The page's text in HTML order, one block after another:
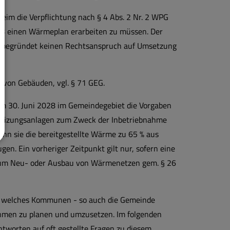
die Verpflichtung nach § 4 Abs. 2 Nr. 2 WPG
einen Wärmeplan erarbeiten zu müssen. Der
keinen Rechtsanspruch auf Umsetzung
Gebäuden, vgl. § 71 GEG.
30. Juni 2028 im Gemeindegebiet die Vorgaben
zum Zweck der Inbetriebnahme
sie die bereitgestellte Wärme zu 65 % aus
Ein vorheriger Zeitpunkt gilt nur, sofern eine
Neu- oder Ausbau von Wärmenetzen gem. § 26
Kommunen - so auch die Gemeinde
zu planen und umzusetzen. Im folgenden